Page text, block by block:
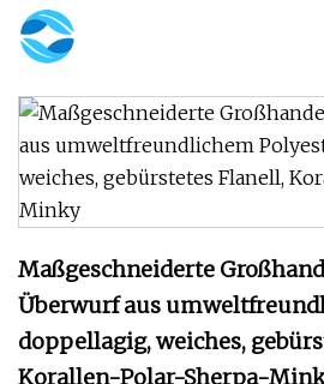
Maßgeschneiderte
Überwurf aus
doppellagig, weiches,
Korallen-Polar-Sherpa-